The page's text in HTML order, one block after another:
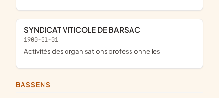
SYNDICAT VITICOLE DE BARSAC
1900-01-01
Activités des organisations professionnelles
BASSENS